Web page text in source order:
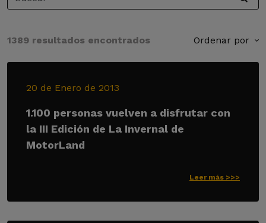
1389 resultados encontrados Ordenar por
20 de Enero de 2013
1.100 personas vuelven a disfrutar con
la III Edición de La Invernal de
MotorLand
Leer más >>>